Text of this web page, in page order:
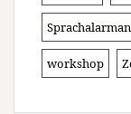
workshop